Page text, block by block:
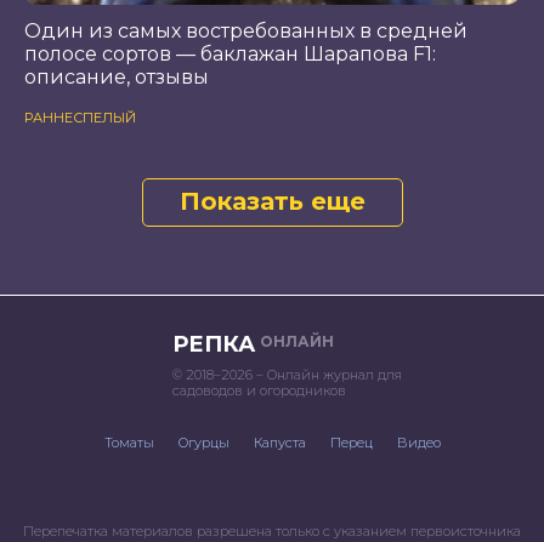
Один из самых востребованных в средней
полосе сортов — баклажан Шарапова F1:
описание, отзывы
РАННЕСПЕЛЫЙ
Показать еще
РЕПКА ОНЛАЙН
© 2018–2026 – Онлайн журнал для
садоводов и огородников
Томаты Огурцы Капуста Перец Видео
Перепечатка материалов разрешена только с указанием первоисточника